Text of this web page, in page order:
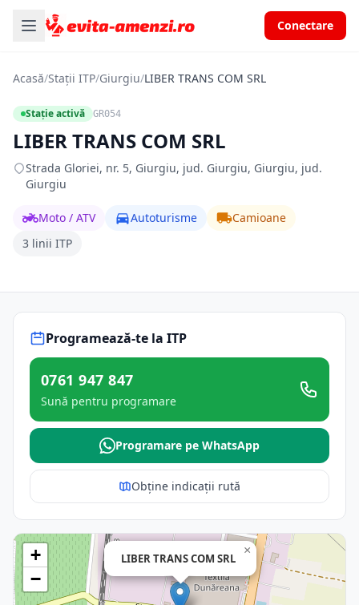
Conectare
Acasă/Stații ITP/Giurgiu/LIBER TRANS COM SRL
Stație activă GR054
LIBER TRANS COM SRL
Strada Gloriei, nr. 5, Giurgiu, jud. Giurgiu, Giurgiu, jud.
Giurgiu
Moto / ATV Autoturisme
Camioane
3 linii ITP
Programează-te la ITP
0761 947 847
Sună pentru programare
Programare pe WhatsApp
Obține indicații rută
LIBER TRANS COM SRL
×
+
−